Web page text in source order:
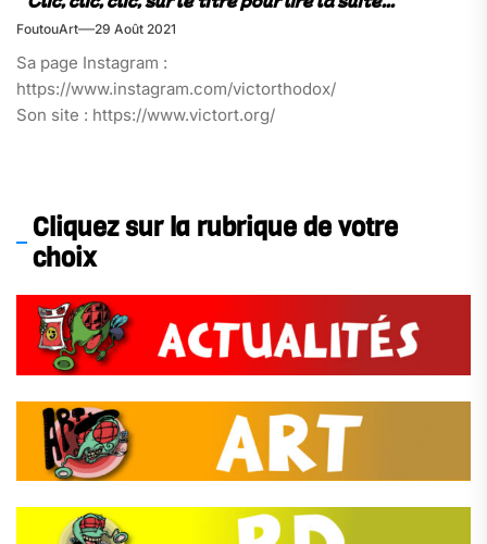
FoutouArt 29 Août 2021
Sa page Instagram :
https://www.instagram.com/victorthodox/
Son site : https://www.victort.org/
Cliquez sur la rubrique de votre
choix